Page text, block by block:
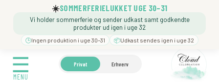
☀️SOMMERFERIELUKKET UGE 30–31
Vi holder sommerferie og sender udkast samt godkendte
produkter ud igen i uge 32
🕒Ingen produktion i uge 30–31 📦Udkast sendes igen i uge 32
☰
MENU
Privat Erhverv
☰
MENU
🍼 BARNEDÅB ❓️ BESØG